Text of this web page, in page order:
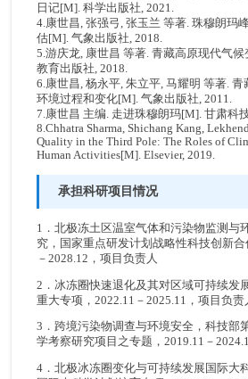
日记[M]. 科学出版社, 2021.
4.康世昌, 张强弓, 张玉兰 等著. 珠穆朗玛
估[M]. 气象出版社, 2018.
5.游庆龙, 康世昌 等著. 青藏高原现代气
教育出版社, 2018.
6.康世昌, 杨永平, 朱立平, 马耀明 等著.
环境过程和变化[M]. 气象出版社, 2011.
7.康世昌 主编. 走进珠穆朗玛[M]. 甘肃科
8.Chhatra Sharma, Shichang Kang,
Quality in the Third Pole: The Roles of
Human Activities[M]. Elsevier, 2019.
承担科研项目情况
1．北极冻土区温室气体和污染物监测与
究，国家重点研发计划战略性科技创新
－2028.12，项目负责人
2．冰冻圈快速退化及其对区域可持续发
重大专项，2022.11－2025.11，项目负责
3．跨境污染物调查与环境安全，科技部
学考察研究项目之专题，2019.11－
4．北极冰冻圈变化与可持续发展国际大